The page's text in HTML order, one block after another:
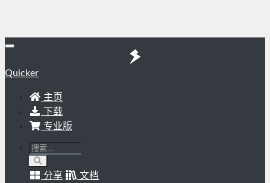
Quicker
主页
下载
专业版
分享
文档